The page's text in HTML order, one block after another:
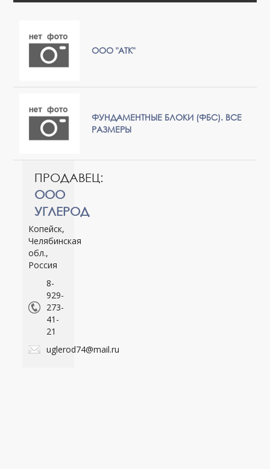
ООО "АТК"
ФУНДАМЕНТНЫЕ БЛОКИ (ФБС). ВСЕ
РАЗМЕРЫ
ПРОДАВЕЦ:
ООО
УГЛЕРОД
Копейск,
Челябинская
обл.,
Россия
8-
929-
273-
41-
21
uglerod74@mail.ru